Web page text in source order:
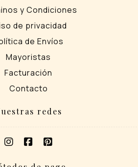
y Condiciones
de privacidad
de Envíos
Mayoristas
Facturación
Contacto
redes